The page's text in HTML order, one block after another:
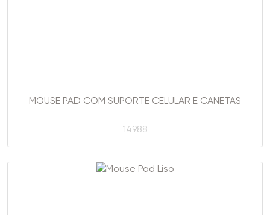
MOUSE PAD COM SUPORTE CELULAR E CANETAS
14988